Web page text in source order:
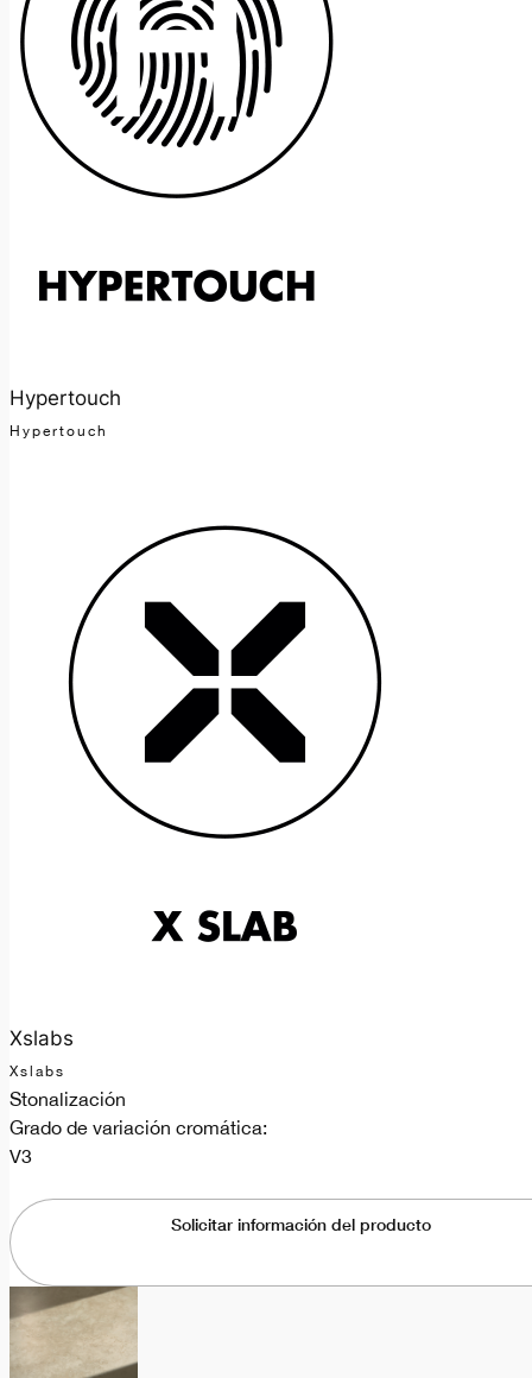
Hypertouch
Hypertouch
Xslabs
Xslabs
Stonalización
Grado de variación cromática:
V3
Solicitar información del producto